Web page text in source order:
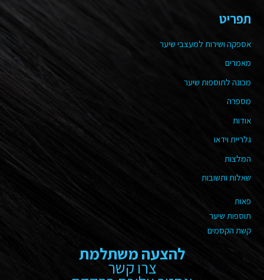
תפריט
אספקה ושירות למעצבי שיער
מאמרים
מכונה לתוספות שיער
מספרה
אודות
גלריית וידאו
המלצות
שאלות ותשובות
פאות
תוספות שיער
קשת הקסמים
להצעה משתלמת
צרו קשר